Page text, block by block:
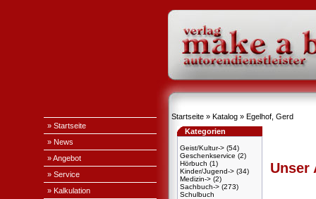
» Startseite
» News
» Angebot
» Service
» Kalkulation
Startseite » Katalog » Egelhof, Gerd
Kategorien
Geist/Kultur-> (54)
Geschenkservice (2)
Hörbuch (1)
Kinder/Jugend-> (34)
Medizin-> (2)
Sachbuch-> (273)
Schulbuch
Unser